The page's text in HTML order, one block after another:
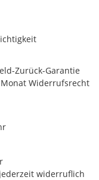
Zurück-Garantie
Widerrufsrecht
widerruflich